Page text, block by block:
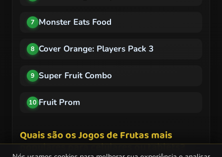
7 Monster Eats Food
8 Cover Orange: Players Pack 3
9 Super Fruit Combo
10 Fruit Prom
Quais são os Jogos de Frutas mais
populares para celulares ou tablets?